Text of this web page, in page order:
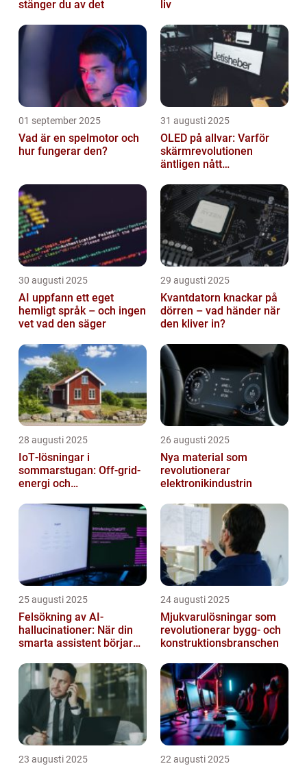
stänger du av det liv
01 september 2025
Vad är en spelmotor och
hur fungerar den?
31 augusti 2025
OLED på allvar: Varför
skärmrevolutionen
äntligen nått
30 augusti 2025
AI uppfann ett eget
hemligt språk – och ingen
vet vad den säger
29 augusti 2025
Kvantdatorn knackar på
dörren – vad händer när
den kliver in?
28 augusti 2025
IoT‑lösningar i
sommarstugan: Off‑grid-
energi och
26 augusti 2025
Nya material som
revolutionerar
elektronikindustrin
25 augusti 2025
Felsökning av AI-
hallucinationer: När din
smarta assistent börjar
24 augusti 2025
Mjukvarulösningar som
revolutionerar bygg- och
konstruktionsbranschen
23 augusti 2025 22 augusti 2025